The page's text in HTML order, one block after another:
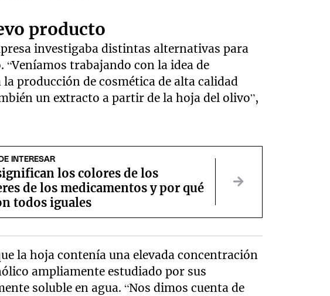
producto
investigaba distintas alternativas para
trabajando con la idea de
producción de cosmética de alta calidad
un extracto a partir de la hoja del olivo”,
INTERESAR
los colores de los
de los medicamentos y por qué
todos iguales
la hoja contenía una elevada concentración
ampliamente estudiado por sus
soluble en agua. “Nos dimos cuenta de